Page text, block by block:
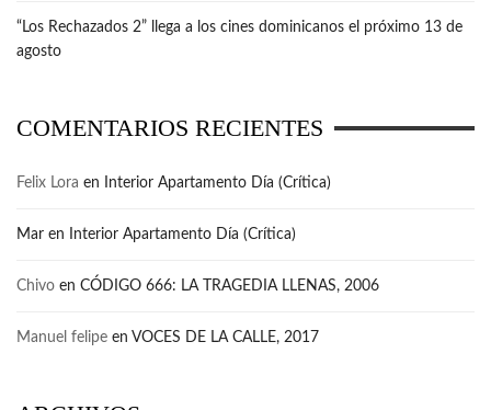
“Los Rechazados 2” llega a los cines dominicanos el próximo 13 de
agosto
COMENTARIOS RECIENTES
Felix Lora en Interior Apartamento Día (Crítica)
Mar en Interior Apartamento Día (Crítica)
Chivo en CÓDIGO 666: LA TRAGEDIA LLENAS, 2006
Manuel felipe en VOCES DE LA CALLE, 2017